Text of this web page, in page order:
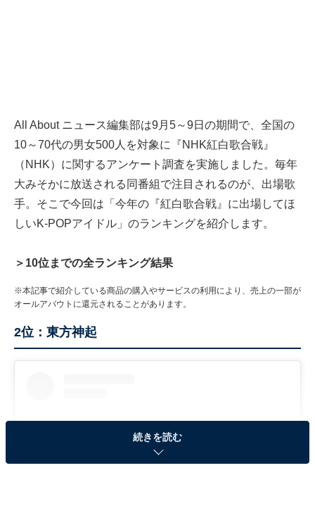
All About ニュース編集部は9月5～9日の期間で、全国の
10～70代の男女500人を対象に『NHK紅白歌合戦』
（NHK）に関するアンケート調査を実施しました。毎年
大みそかに放送される同番組で注目されるのが、出場歌
手。そこで今回は「今年の『紅白歌合戦』に出場してほ
しいK-POPアイドル」のランキングを紹介します。
＞10位までの全ランキング結果
※本記事で紹介している商品の購入やサービスの利用により、売上の一部が
オールアバウトに還元されることがあります。
2位：東方神起
続きを読む